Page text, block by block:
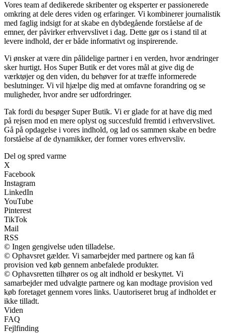
Vores team af dedikerede skribenter og eksperter er passionerede
omkring at dele deres viden og erfaringer. Vi kombinerer journalistik
med faglig indsigt for at skabe en dybdegående forståelse af de
emner, der påvirker erhvervslivet i dag. Dette gør os i stand til at
levere indhold, der er både informativt og inspirerende.
Vi ønsker at være din pålidelige partner i en verden, hvor ændringer
sker hurtigt. Hos Super Butik er det vores mål at give dig de
værktøjer og den viden, du behøver for at træffe informerede
beslutninger. Vi vil hjælpe dig med at omfavne forandring og se
muligheder, hvor andre ser udfordringer.
Tak fordi du besøger Super Butik. Vi er glade for at have dig med
på rejsen mod en mere oplyst og succesfuld fremtid i erhvervslivet.
Gå på opdagelse i vores indhold, og lad os sammen skabe en bedre
forståelse af de dynamikker, der former vores erhvervsliv.
Del og spred varme
X
Facebook
Instagram
LinkedIn
YouTube
Pinterest
TikTok
Mail
RSS
© Ingen gengivelse uden tilladelse.
© Ophavsret gælder. Vi samarbejder med partnere og kan få
provision ved køb gennem anbefalede produkter.
© Ophavsretten tilhører os og alt indhold er beskyttet. Vi
samarbejder med udvalgte partnere og kan modtage provision ved
køb foretaget gennem vores links. Uautoriseret brug af indholdet er
ikke tilladt.
Viden
FAQ
Fejlfinding